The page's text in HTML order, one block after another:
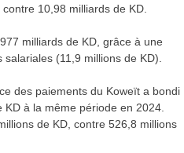
10,98 milliards de KD.
milliards de KD, grâce à une
(11,9 millions de KD).
des paiements du Koweït a bondi
à la même période en 2024.
de KD, contre 526,8 millions